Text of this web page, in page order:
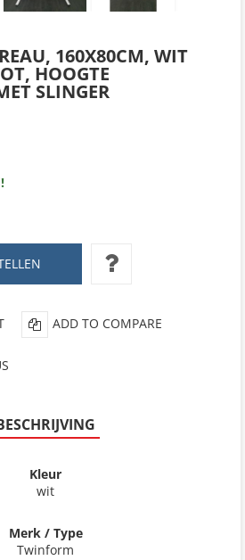
160X80CM, WIT
HOOGTE
SLINGER
ADD TO COMPARE
Kleur
wit
Merk / Type
Twinform